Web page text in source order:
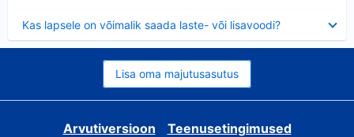
Kas lapsele on võimalik saada laste- või lisavoodi?
Lisa oma majutusasutus
Arvutiversioon
Teenusetingimused